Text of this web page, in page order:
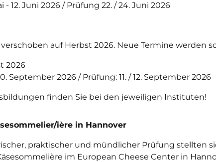
- 12. Juni 2026 / Prüfung 22. / 24. Juni 2026
auf Herbst 2026. Neue Termine werden
2026
September 2026 / Prüfung: 11. / 12. September 2026
finden Sie bei den jeweiligen Instituten!
ière in Hannover
praktischer und mündlicher Prüfung stellten
im European Cheese Center in